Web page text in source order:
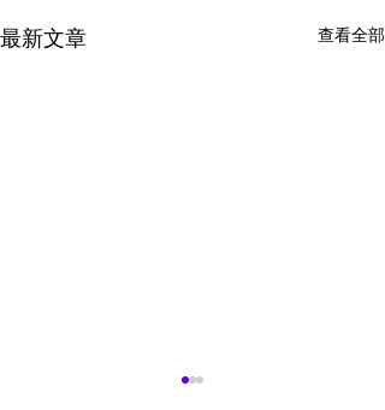
最新文章 查看全部